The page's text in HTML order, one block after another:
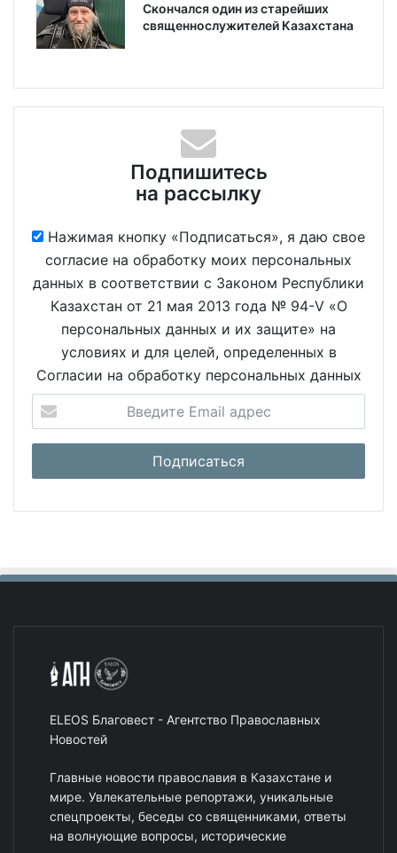
Скончался один из старейших
священнослужителей Казахстана
Подпишитесь
на рассылку
Нажимая кнопку «Подписаться», я даю свое
согласие на обработку моих персональных
данных в соответствии с Законом Республики
Казахстан от 21 мая 2013 года № 94-V «О
персональных данных и их защите» на
условиях и для целей, определенных в
Согласии на обработку персональных данных
ELEOS Благовест - Агентство Православных
Новостей
Главные новости православия в Казахстане и
мире. Увлекательные репортажи, уникальные
спецпроекты, беседы со священниками, ответы
на волнующие вопросы, исторические